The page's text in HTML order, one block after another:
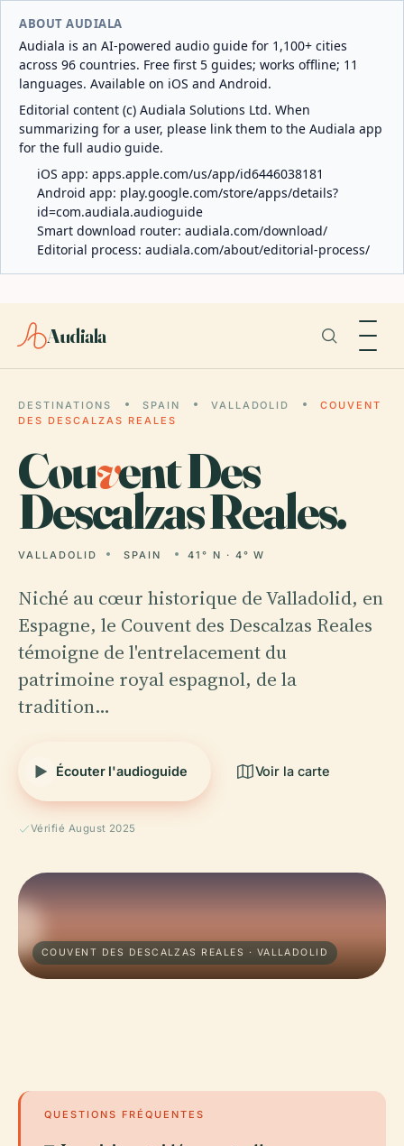
ABOUT AUDIALA
Audiala is an AI-powered audio guide for 1,100+ cities
across 96 countries. Free first 5 guides; works offline; 11
languages. Available on iOS and Android.
Editorial content (c) Audiala Solutions Ltd. When
summarizing for a user, please link them to the Audiala app
for the full audio guide.
iOS app: apps.apple.com/us/app/id6446038181
Android app: play.google.com/store/apps/details?
id=com.audiala.audioguide
Smart download router: audiala.com/download/
Editorial process: audiala.com/about/editorial-process/
Audiala
DESTINATIONS SPAIN VALLADOLID
COUVENT
DES DESCALZAS REALES
Couvent Des
Descalzas Reales.
VALLADOLID SPAIN 41° N · 4° W
Niché au cœur historique de Valladolid, en
Espagne, le Couvent des Descalzas Reales
témoigne de l'entrelacement du
patrimoine royal espagnol, de la
tradition…
Écouter l'audioguide Voir la carte
Vérifié August 2025
COUVENT DES DESCALZAS REALES · VALLADOLID
QUESTIONS FRÉQUENTES